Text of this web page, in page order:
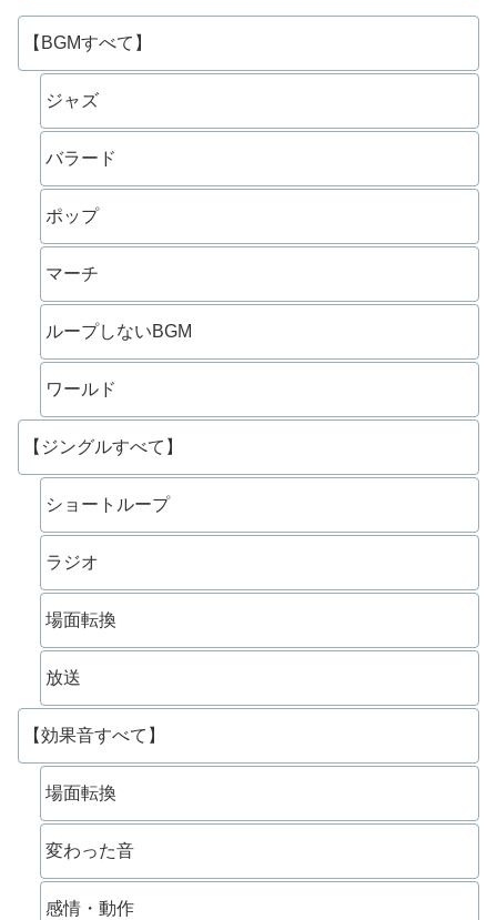
【BGMすべて】
ジャズ
バラード
ポップ
マーチ
ループしないBGM
ワールド
【ジングルすべて】
ショートループ
ラジオ
場面転換
放送
【効果音すべて】
場面転換
変わった音
感情・動作